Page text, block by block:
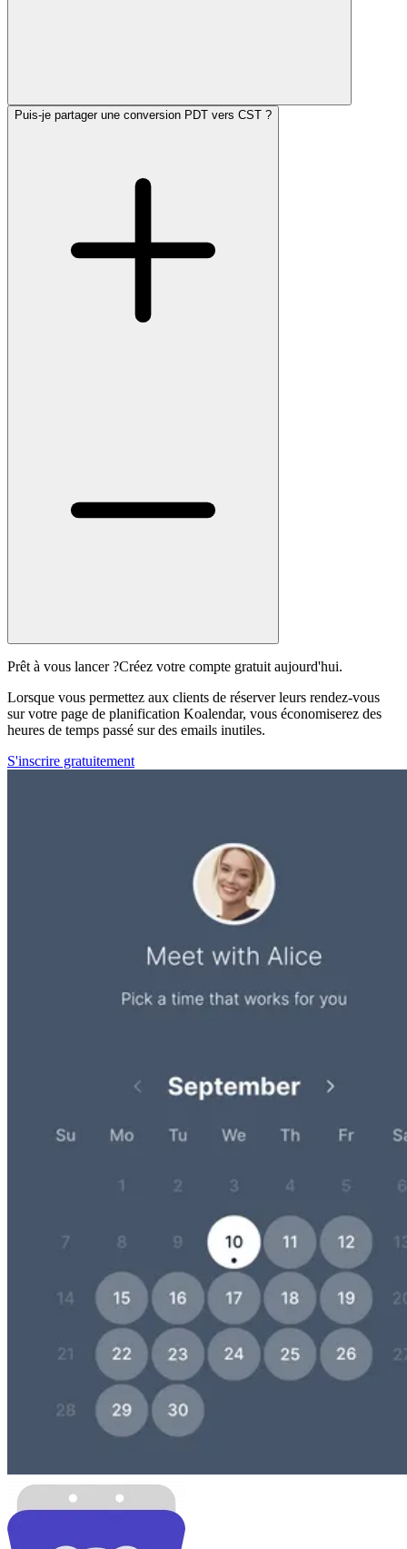
Puis-je partager une conversion PDT vers CST ?
Prêt à vous lancer ?Créez votre compte gratuit aujourd'hui.
Lorsque vous permettez aux clients de réserver leurs rendez-vous
sur votre page de planification Koalendar, vous économiserez des
heures de temps passé sur des emails inutiles.
S'inscrire gratuitement